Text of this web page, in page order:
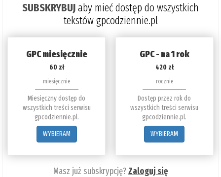
SUBSKRYBUJaby mieć dostęp do wszystkich
tekstów gpcodziennie.pl
GPC miesięcznie
60 zł
miesięcznie
Miesięczny dostęp do
wszystkich treści serwisu
gpcodziennie.pl.
WYBIERAM
GPC - na 1 rok
420 zł
rocznie
Dostęp przez rok do
wszystkich treści serwisu
gpcodziennie.pl.
WYBIERAM
Masz już subskrypcję?Zaloguj się